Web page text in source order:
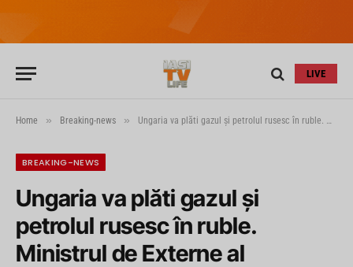
LIVE
Home » Breaking-news » Ungaria va plăti gazul și petrolul rusesc în ruble. Ministrul de Externe al Ungariei: „nu am ales situația”
BREAKING-NEWS
Ungaria va plăti gazul și
petrolul rusesc în ruble.
Ministrul de Externe al